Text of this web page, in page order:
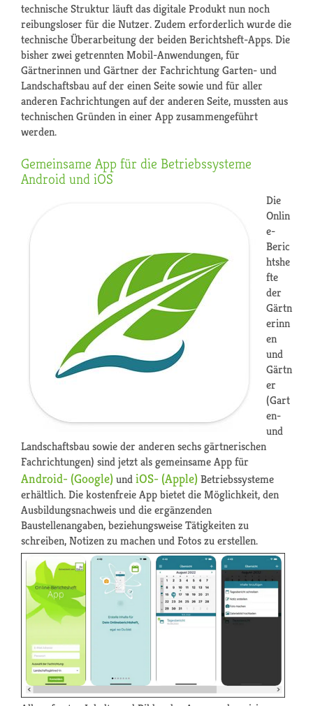
technische Struktur läuft das digitale Produkt nun noch
reibungsloser für die Nutzer. Zudem erforderlich wurde die
technische Überarbeitung der beiden Berichtsheft-Apps. Die
bisher zwei getrennten Mobil-Anwendungen, für
Gärtnerinnen und Gärtner der Fachrichtung Garten- und
Landschaftsbau auf der einen Seite sowie und für aller
anderen Fachrichtungen auf der anderen Seite, mussten aus
technischen Gründen in einer App zusammengeführt
werden.
Gemeinsame App für die Betriebssysteme
Android und iOS
Die
Onlin
e-
Beric
htshe
fte
der
Gärtn
erinn
en
und
Gärtn
er
(Gart
en-
und
Landschaftsbau sowie der anderen sechs gärtnerischen
Fachrichtungen) sind jetzt als gemeinsame App für
Android- (Google)undiOS- (Apple)Betriebssysteme
erhältlich. Die kostenfreie App bietet die Möglichkeit, den
Ausbildungsnachweis und die ergänzenden
Baustellenangaben, beziehungsweise Tätigkeiten zu
schreiben, Notizen zu machen und Fotos zu erstellen.